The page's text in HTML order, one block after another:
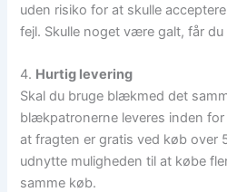
uden risiko for at skulle
fejl. Skulle noget være galt, får
4. Hurtig levering
Skal du bruge blækmed det
blækpatronerne leveres inden
at fragten er gratis ved køb over
udnytte muligheden til at købe
samme køb.